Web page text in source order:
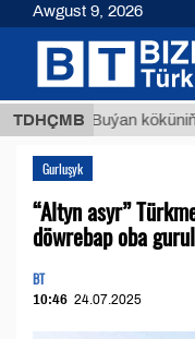
TDHÇMB
Buýan köküniň
Gurluşyk
“Altyn asyr”
döwrebap oba
BT
10:46 24.07.2025
Awgust 9, 2026